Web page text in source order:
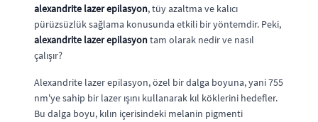
alexandrite lazer epilasyon, tüy azaltma ve kalıcı
pürüzsüzlük sağlama konusunda etkili bir yöntemdir. Peki,
alexandrite lazer epilasyontam olarak nedir ve nasıl
çalışır?
Alexandrite lazer epilasyon, özel bir dalga boyuna, yani 755
nm'ye sahip bir lazer ışını kullanarak kıl köklerini hedefler.
Bu dalga boyu, kılın içerisindeki melanin pigmenti